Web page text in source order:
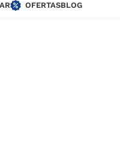
OFERTASBLOG